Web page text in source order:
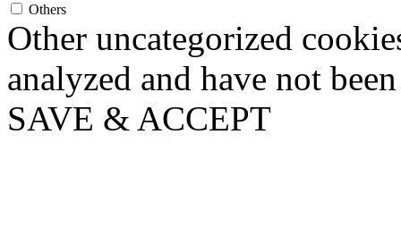
Others
Other uncategorized
analyzed and have not
SAVE & ACCEPT